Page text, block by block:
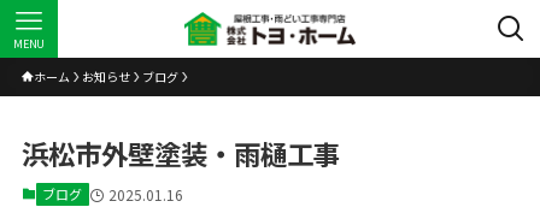
MENU
ホーム お知らせ ブログ
浜松市外壁塗装・雨樋工事
ブログ 2025.01.16